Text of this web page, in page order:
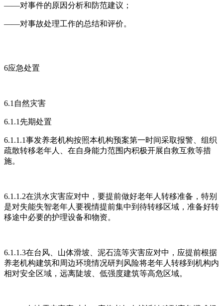
——对事件的原因分析和防范建议；
——对事故处理工作的总结和评价。
6应急处置
6.1自然灾害
6.1.1先期处置
6.1.1.1事发养老机构按照本机构预案第一时间采取报警、组织
疏散转移老年人、在自身能力范围内积极开展自救互救等措
施。
6.1.1.2在洪水灾害应对中，要提前做好老年人转移准备，特别
是对失能失智老年人要视情提前集中到待转移区域，准备好转
移途中必要的护理设备和物资。
6.1.1.3在台风、山体滑坡、泥石流等灾害应对中，应提前根据
养老机构建筑和周边环境情况研判风险将老年人转移到机构内
相对安全区域，远离陡坡、低强度建筑等高危区域。